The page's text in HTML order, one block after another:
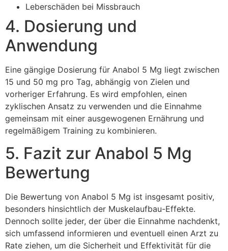
Leberschäden bei Missbrauch
4. Dosierung und
Anwendung
Eine gängige Dosierung für Anabol 5 Mg liegt zwischen
15 und 50 mg pro Tag, abhängig von Zielen und
vorheriger Erfahrung. Es wird empfohlen, einen
zyklischen Ansatz zu verwenden und die Einnahme
gemeinsam mit einer ausgewogenen Ernährung und
regelmäßigem Training zu kombinieren.
5. Fazit zur Anabol 5 Mg
Bewertung
Die Bewertung von Anabol 5 Mg ist insgesamt positiv,
besonders hinsichtlich der Muskelaufbau-Effekte.
Dennoch sollte jeder, der über die Einnahme nachdenkt,
sich umfassend informieren und eventuell einen Arzt zu
Rate ziehen, um die Sicherheit und Effektivität für die